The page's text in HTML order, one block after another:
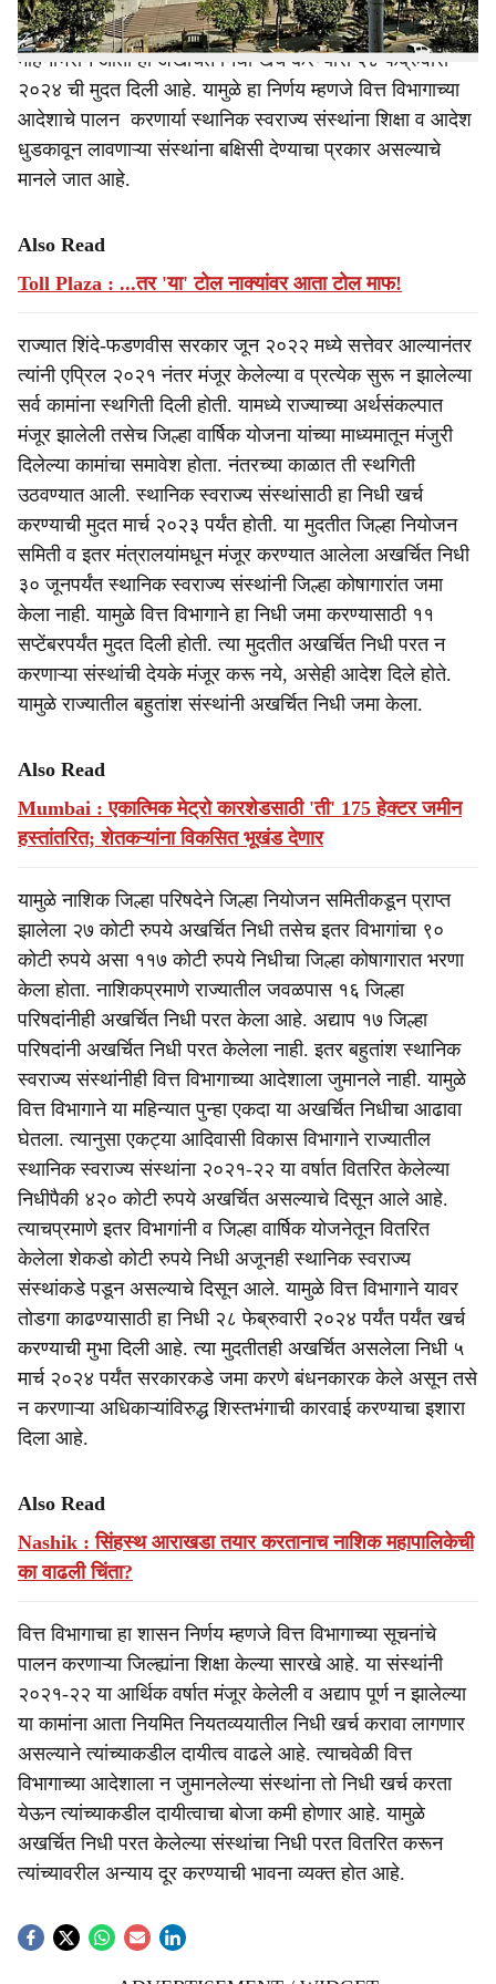
स्थानिक स्वराज्य संस्थांनी तो निधी परतही केला. मात्र, त्यानंतर
महिनाभराने आता हा अखर्चित निधी खर्च करण्यास २८ फेब्रुवारी
२०२४ ची मुदत दिली आहे. यामुळे हा निर्णय म्हणजे वित्त विभागाच्या
आदेशाचे पालन करणार्या स्थानिक स्वराज्य संस्थांना शिक्षा व आदेश
धुडकावून लावणाऱ्या संस्थांना बक्षिसी देण्याचा प्रकार असल्याचे
मानले जात आहे.
Also Read
Toll Plaza : ...तर 'या' टोल नाक्यांवर आता टोल माफ!
राज्यात शिंदे-फडणवीस सरकार जून २०२२ मध्ये सत्तेवर आल्यानंतर
त्यांनी एप्रिल २०२१ नंतर मंजूर केलेल्या व प्रत्येक सुरू न झालेल्या
सर्व कामांना स्थगिती दिली होती. यामध्ये राज्याच्या अर्थसंकल्पात
मंजूर झालेली तसेच जिल्हा वार्षिक योजना यांच्या माध्यमातून मंजुरी
दिलेल्या कामांचा समावेश होता. नंतरच्या काळात ती स्थगिती
उठवण्यात आली. स्थानिक स्वराज्य संस्थांसाठी हा निधी खर्च
करण्याची मुदत मार्च २०२३ पर्यंत होती. या मुदतीत जिल्हा नियोजन
समिती व इतर मंत्रालयांमधून मंजूर करण्यात आलेला अखर्चित निधी
३० जूनपर्यंत स्थानिक स्वराज्य संस्थांनी जिल्हा कोषागारांत जमा
केला नाही. यामुळे वित्त विभागाने हा निधी जमा करण्यासाठी ११
सप्टेंबरपर्यंत मुदत दिली होती. त्या मुदतीत अखर्चित निधी परत न
करणाऱ्या संस्थांची देयके मंजूर करू नये, असेही आदेश दिले होते.
यामुळे राज्यातील बहुतांश संस्थांनी अखर्चित निधी जमा केला.
Also Read
Mumbai : एकात्मिक मेट्रो कारशेडसाठी 'ती' 175 हेक्टर जमीन
हस्तांतरित; शेतकऱ्यांना विकसित भूखंड देणार
यामुळे नाशिक जिल्हा परिषदेने जिल्हा नियोजन समितीकडून प्राप्त
झालेला २७ कोटी रुपये अखर्चित निधी तसेच इतर विभागांचा ९०
कोटी रुपये असा ११७ कोटी रुपये निधीचा जिल्हा कोषागारात भरणा
केला होता. नाशिकप्रमाणे राज्यातील जवळपास १६ जिल्हा
परिषदांनीही अखर्चित निधी परत केला आहे. अद्याप १७ जिल्हा
परिषदांनी अखर्चित निधी परत केलेला नाही. इतर बहुतांश स्थानिक
स्वराज्य संस्थांनीही वित्त विभागाच्या आदेशाला जुमानले नाही. यामुळे
वित्त विभागाने या महिन्यात पुन्हा एकदा या अखर्चित निधीचा आढावा
घेतला. त्यानुसा एकट्या आदिवासी विकास विभागाने राज्यातील
स्थानिक स्वराज्य संस्थांना २०२१-२२ या वर्षात वितरित केलेल्या
निधीपैकी ४२० कोटी रुपये अखर्चित असल्याचे दिसून आले आहे.
त्याचप्रमाणे इतर विभागांनी व जिल्हा वार्षिक योजनेतून वितरित
केलेला शेकडो कोटी रुपये निधी अजूनही स्थानिक स्वराज्य
संस्थांकडे पडून असल्याचे दिसून आले. यामुळे वित्त विभागाने यावर
तोडगा काढण्यासाठी हा निधी २८ फेब्रुवारी २०२४ पर्यंत पर्यंत खर्च
करण्याची मुभा दिली आहे. त्या मुदतीतही अखर्चित असलेला निधी ५
मार्च २०२४ पर्यंत सरकारकडे जमा करणे बंधनकारक केले असून तसे
न करणाऱ्या अधिकाऱ्यांविरुद्ध शिस्तभंगाची कारवाई करण्याचा इशारा
दिला आहे.
Also Read
Nashik : सिंहस्थ आराखडा तयार करतानाच नाशिक महापालिकेची
का वाढली चिंता?
वित्त विभागाचा हा शासन निर्णय म्हणजे वित्त विभागाच्या सूचनांचे
पालन करणाऱ्या जिल्ह्यांना शिक्षा केल्या सारखे आहे. या संस्थांनी
२०२१-२२ या आर्थिक वर्षात मंजूर केलेली व अद्याप पूर्ण न झालेल्या
या कामांना आता नियमित नियतव्ययातील निधी खर्च करावा लागणार
असल्याने त्यांच्याकडील दायीत्व वाढले आहे. त्याचवेळी वित्त
विभागाच्या आदेशाला न जुमानलेल्या संस्थांना तो निधी खर्च करता
येऊन त्यांच्याकडील दायीत्वाचा बोजा कमी होणार आहे. यामुळे
अखर्चित निधी परत केलेल्या संस्थांचा निधी परत वितरित करून
त्यांच्यावरील अन्याय दूर करण्याची भावना व्यक्त होत आहे.